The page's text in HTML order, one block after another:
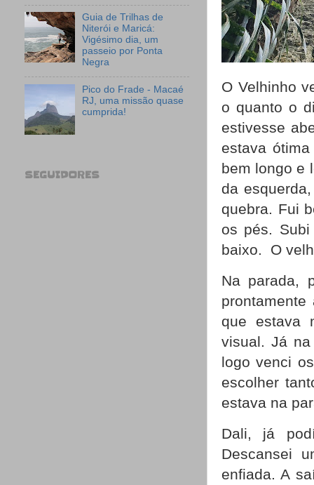
O Velhinho
o quanto o
estivesse
estava
bem longo e
da
quebra. Fui
os pés.
baixo. O
Na parada,
que estava
visual. Já
logo venci
escolher
estava na
Dali, já
Descansei
enfiada. A
Guia de Trilhas de
Niterói e Maricá:
Vigésimo dia, um
passeio por Ponta
Negra
Pico do Frade - Macaé
RJ, uma missão quase
cumprida!
SEGUIDORES